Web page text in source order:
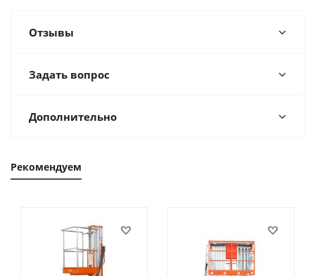
Отзывы
Задать вопрос
Дополнительно
Рекомендуем